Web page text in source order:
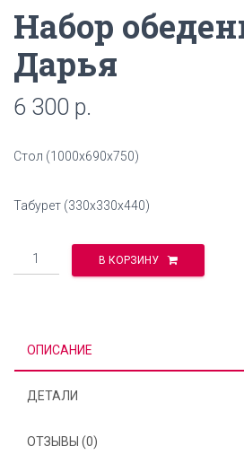
Набор
Дарья
6 300 р.
Стол (1000х690х750)
Табурет (330х330х440)
Количество В КОРЗИНУ
ОПИСАНИЕ
ДЕТАЛИ
ОТЗЫВЫ (0)